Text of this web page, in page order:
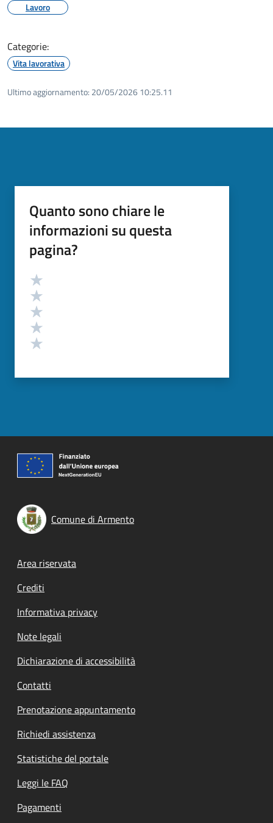
Lavoro
Categorie:
Vita lavorativa
Ultimo aggiornamento: 20/05/2026 10:25.11
Quanto sono chiare le
informazioni su questa
pagina?
Valutazione
Comune di Armento
Footer menu
Area riservata
Crediti
Informativa privacy
Note legali
Dichiarazione di accessibilità
Contatti
Prenotazione appuntamento
Richiedi assistenza
Statistiche del portale
Leggi le FAQ
Pagamenti